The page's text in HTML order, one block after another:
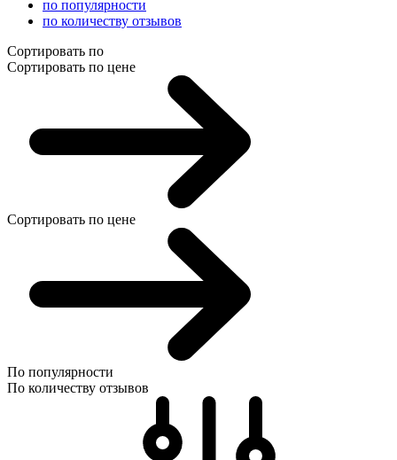
по популярности
по количеству отзывов
Сортировать по
Сортировать по цене
Сортировать по цене
По популярности
По количеству отзывов